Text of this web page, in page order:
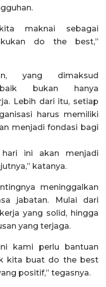
maknai sebagai
do the best,”
yang dimaksud
bukan hanya
Lebih dari itu, setiap
harus memiliki
menjadi fondasi bagi
ini akan menjadi
katanya.
meninggalkan
jabatan. Mulai dari
yang solid, hingga
yang terjaga.
kami perlu bantuan
kita buat do the best
positif,” tegasnya.